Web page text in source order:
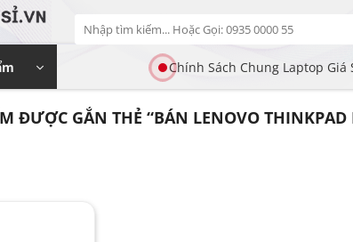
Tìm
kiếm:
Chính Sách Chung Laptop Giá
ĐƯỢC GẮN THẺ “BÁN LENOVO THINKPAD